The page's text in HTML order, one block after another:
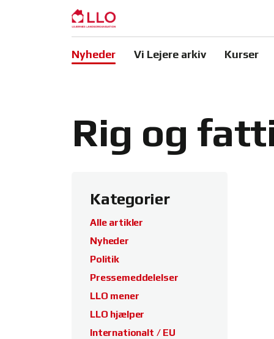
Nyheder Vi Lejere arkiv Kurser
Rig og
Kategorier
Alle artikler
Nyheder
Politik
Pressemeddelelser
LLO mener
LLO hjælper
Internationalt / EU